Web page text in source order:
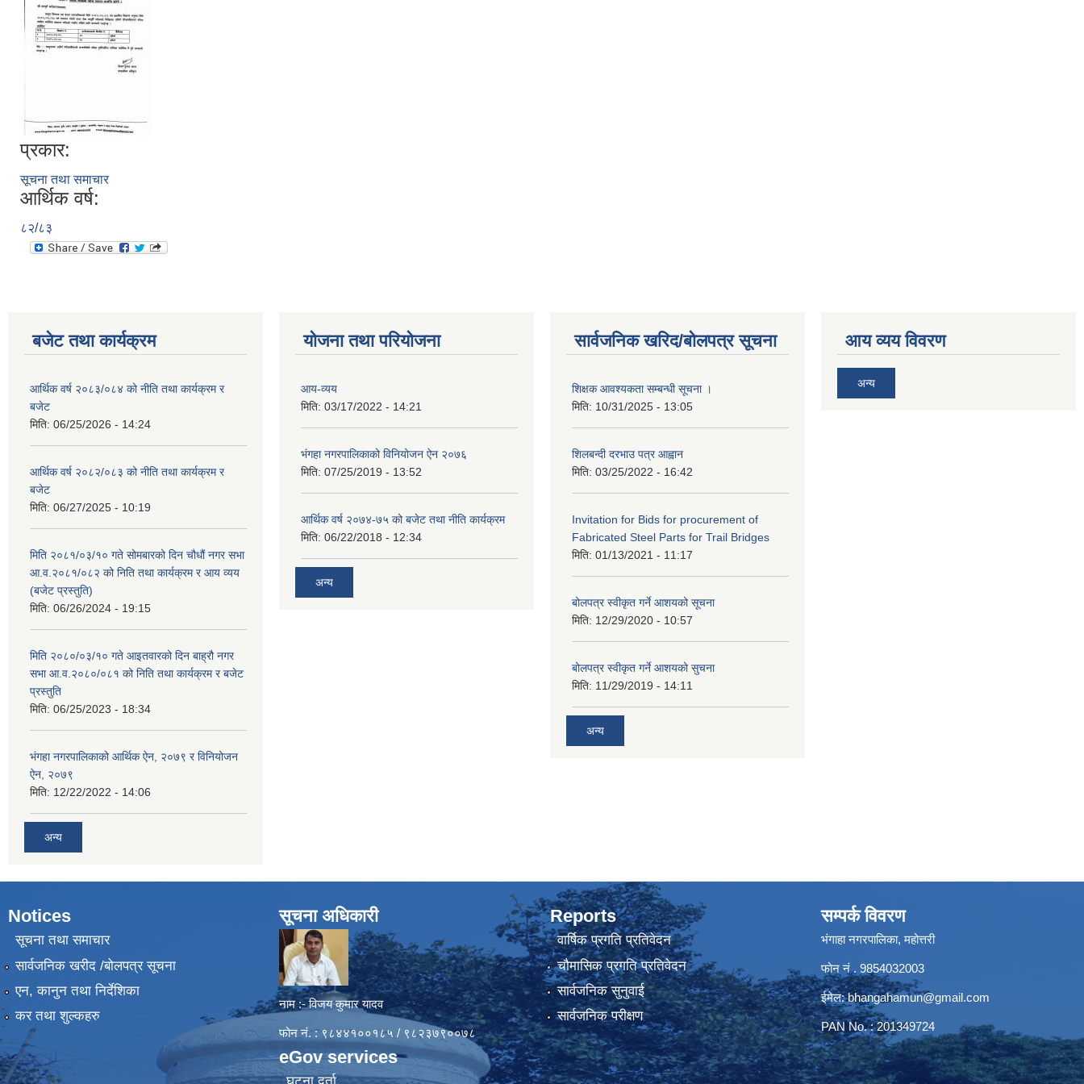
प्रकार:
सूचना तथा समाचार
आर्थिक वर्ष:
८२/८३
बजेट तथा कार्यक्रम
आर्थिक वर्ष २०८३/०८४ को नीति तथा कार्यक्रम र
बजेट
मिति: 06/25/2026 - 14:24
आर्थिक वर्ष २०८२/०८३ को नीति तथा कार्यक्रम र
बजेट
मिति: 06/27/2025 - 10:19
मिति २०८१/०३/१० गते सोमबारको दिन चौधौं नगर सभा
आ.व.२०८१/०८२ को निति तथा कार्यक्रम र आय व्यय
(बजेट प्रस्तुति)
मिति: 06/26/2024 - 19:15
मिति २०८०/०३/१० गते आइतवारको दिन बाह्रौ नगर
सभा आ.व.२०८०/०८१ को निति तथा कार्यक्रम र बजेट
प्रस्तुति
मिति: 06/25/2023 - 18:34
भंगहा नगरपालिकाको आर्थिक ऐन, २०७९ र विनियोजन
ऐन, २०७९
मिति: 12/22/2022 - 14:06
अन्य
योजना तथा परियोजना
आय-व्यय
मिति: 03/17/2022 - 14:21
भंगहा नगरपालिकाको विनियोजन ऐन २०७६
मिति: 07/25/2019 - 13:52
आर्थिक वर्ष २०७४-७५ को बजेट तथा नीति कार्यक्रम
मिति: 06/22/2018 - 12:34
अन्य
सार्वजनिक खरिद/बोलपत्र सूचना
शिक्षक आवश्यकता सम्बन्धी सूचना ।
मिति: 10/31/2025 - 13:05
शिलबन्दी दरभाउ पत्र आह्वान
मिति: 03/25/2022 - 16:42
Invitation for Bids for procurement of
Fabricated Steel Parts for Trail Bridges
मिति: 01/13/2021 - 11:17
बोलपत्र स्वीकृत गर्ने आशयको सूचना
मिति: 12/29/2020 - 10:57
बोलपत्र स्वीकृत गर्ने आशयको सुचना
मिति: 11/29/2019 - 14:11
अन्य
आय व्यय विवरण
अन्य
Notices
सूचना तथा समाचार
सार्वजनिक खरीद /बोलपत्र सूचना
एन, कानुन तथा निर्देशिका
कर तथा शुल्कहरु
सूचना अधिकारी
नाम :- विजय कुमार यादव
फोन नं. : ९८४४१००१८५ / ९८२३७९००७८
eGov services
Reports
वार्षिक प्रगति प्रतिवेदन
चौमासिक प्रगति प्रतिवेदन
सार्वजनिक सुनुवाई
सार्वजनिक परीक्षण
सम्पर्क विवरण
भंगाहा नगरपालिका, महोत्तरी
फोन नं . 9854032003
ईमेल:bhangahamun@gmail.com
PAN No. : 201349724